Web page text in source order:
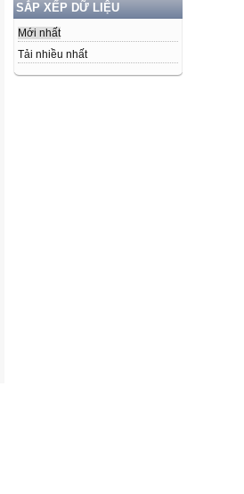
SẮP XẾP DỮ LIỆU
Mới nhất
Tải nhiều nhất